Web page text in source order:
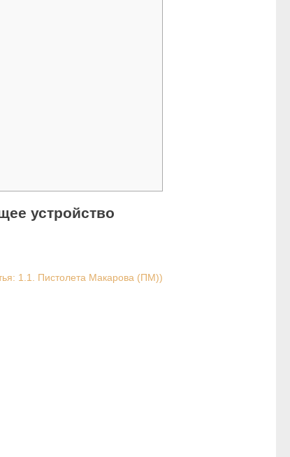
устройство
1.1. Пистолета Макарова (ПМ))